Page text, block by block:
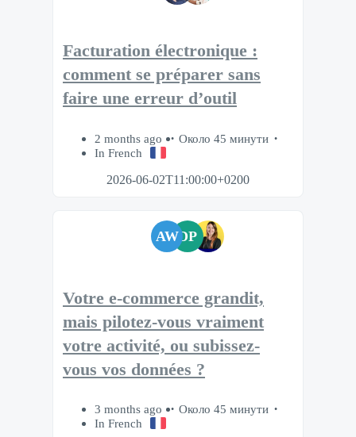
Facturation électronique :
comment se préparer sans
faire une erreur d’outil
2 months ago
Около 45 минути
In French
2026-06-02T11:00:00+0200
AWDP
Votre e-commerce grandit,
mais pilotez-vous vraiment
votre activité, ou subissez-
vous vos données ?
3 months ago
Около 45 минути
In French